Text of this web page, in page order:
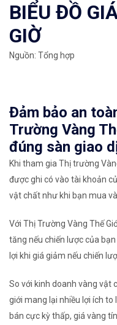
BIỂU ĐỒ
GIỜ
Nguồn: Tổng hợp
Đảm bảo an
Trường Vàng
đúng sàn giao
Khi tham gia Thị trường
được ghi có vào tài khoản
vật chất như khi bạn mua
Với Thị Trường Vàng Thế
tăng nếu chiến lược của
lợi khi giá giảm nếu chiến
So với kinh doanh vàng vật
giới mang lại nhiều lợi ích to
bán cực kỳ thấp, giá vàng